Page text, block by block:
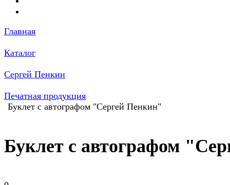
Главная
Каталог
Сергей Пенкин
Печатная продукция
Буклет с автографом "Сергей Пенкин"
Буклет с автографом